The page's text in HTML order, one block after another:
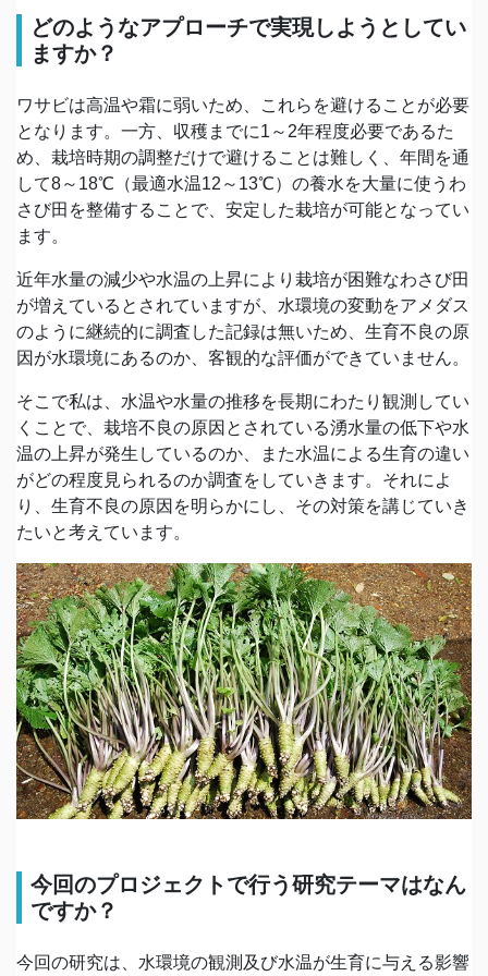
どのようなアプローチで実現しようとしてい
ますか？
ワサビは高温や霜に弱いため、これらを避けることが必要
となります。一方、収穫までに1～2年程度必要であるた
め、栽培時期の調整だけで避けることは難しく、年間を通
して8～18℃（最適水温12～13℃）の養水を大量に使うわ
さび田を整備することで、安定した栽培が可能となってい
ます。
近年水量の減少や水温の上昇により栽培が困難なわさび田
が増えているとされていますが、水環境の変動をアメダス
のように継続的に調査した記録は無いため、生育不良の原
因が水環境にあるのか、客観的な評価ができていません。
そこで私は、水温や水量の推移を長期にわたり観測してい
くことで、栽培不良の原因とされている湧水量の低下や水
温の上昇が発生しているのか、また水温による生育の違い
がどの程度見られるのか調査をしていきます。それによ
り、生育不良の原因を明らかにし、その対策を講じていき
たいと考えています。
今回のプロジェクトで行う研究テーマはなん
ですか？
今回の研究は、水環境の観測及び水温が生育に与える影響